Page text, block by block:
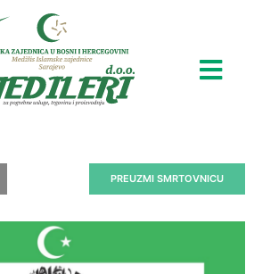
PREUZMI SMRTOVNICU